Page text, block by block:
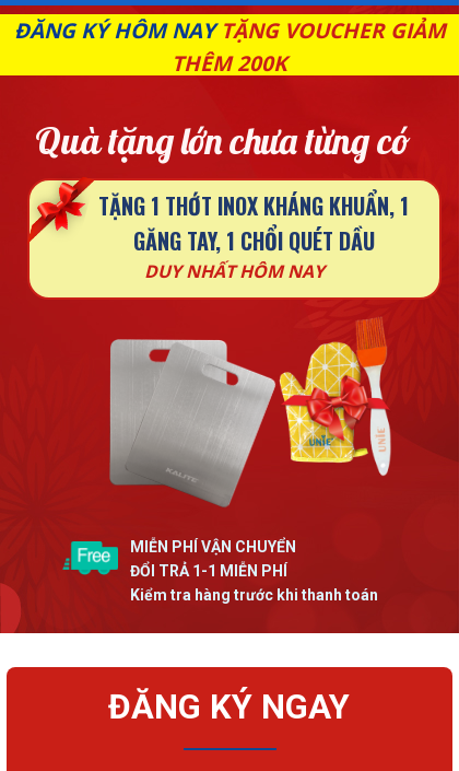
Quà tặng lớn chưa từng có
TẶNG 1 THỚT INOX KHÁNG KHUẨN, 1
GĂNG TAY, 1 CHỔI QUÉT DẦU
MIỄN PHÍ VẬN CHUYỂN
ĐỔI TRẢ 1-1 MIỄN PHÍ
Kiểm tra hàng trước khi thanh toán
DUY NHẤT HÔM NAY
ĐĂNG KÝ HÔM NAYTẶNG VOUCHER GIẢM
THÊM 200K
ĐĂNG KÝ NGAY